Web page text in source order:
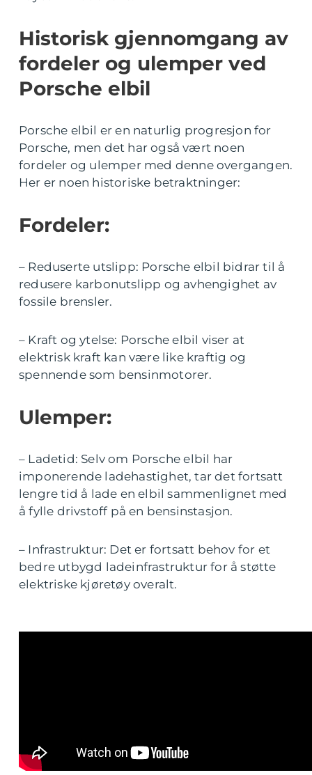
Historisk gjennomgang av
fordeler og ulemper ved
Porsche elbil
Porsche elbil er en naturlig progresjon for
Porsche, men det har også vært noen
fordeler og ulemper med denne overgangen.
Her er noen historiske betraktninger:
Fordeler:
– Reduserte utslipp: Porsche elbil bidrar til å
redusere karbonutslipp og avhengighet av
fossile brensler.
– Kraft og ytelse: Porsche elbil viser at
elektrisk kraft kan være like kraftig og
spennende som bensinmotorer.
Ulemper:
– Ladetid: Selv om Porsche elbil har
imponerende ladehastighet, tar det fortsatt
lengre tid å lade en elbil sammenlignet med
å fylle drivstoff på en bensinstasjon.
– Infrastruktur: Det er fortsatt behov for et
bedre utbygd ladeinfrastruktur for å støtte
elektriske kjøretøy overalt.